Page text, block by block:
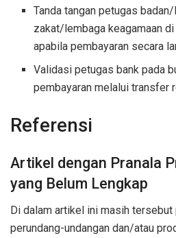
Tanda tangan petugas
zakat/lembaga keagamaan
apabila pembayaran secara
Validasi petugas bank pada
pembayaran melalui transfer
Referensi
Artikel dengan Pranala
yang Belum Lengkap
Di dalam artikel ini masih tersebut
perundang-undangan dan/atau